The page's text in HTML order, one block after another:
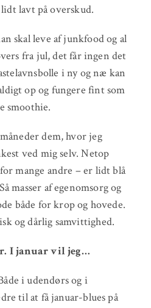
lavt på overskud.
skal leve af junkfood og al
fra jul, det får ingen det
i ny og næ kan
op og fungere fint som
smoothie.
dem, hvor jeg
ved mig selv. Netop
mange andre – er lidt blå
masser af egenomsorg og
både for krop og hovede.
og dårlig samvittighed.
I januar vil jeg…
i udendørs og i
til at få januar-blues på